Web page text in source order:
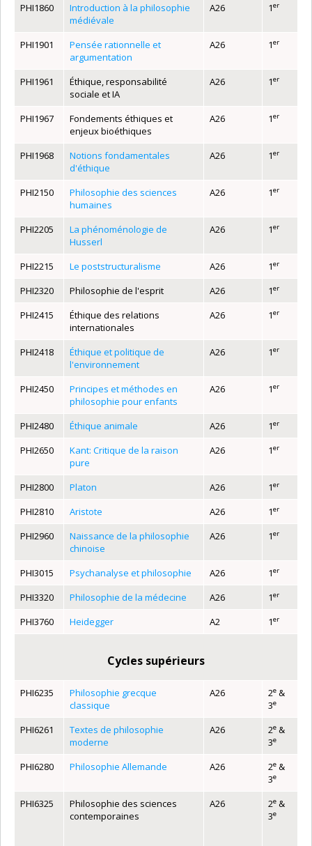
PHI1860
Introduction à la philosophie
médiévale
A26 1er
PHI1901
Pensée rationnelle et
argumentation
A26 1er
PHI1961
Éthique, responsabilité
sociale et IA
A26 1er
PHI1967
Fondements éthiques et
enjeux bioéthiques
A26 1er
PHI1968
Notions fondamentales
d'éthique
A26 1er
PHI2150
Philosophie des sciences
humaines
A26 1er
PHI2205
La phénoménologie de
Husserl
A26 1er
PHI2215 Le poststructuralisme A26 1er
PHI2320 Philosophie de l'esprit A26 1er
PHI2415
Éthique des relations
internationales
A26 1er
PHI2418
Éthique et politique de
l'environnement
A26 1er
PHI2450
Principes et méthodes en
philosophie pour enfants
A26 1er
PHI2480 Éthique animale A26 1er
PHI2650
Kant: Critique de la raison
pure
A26 1er
PHI2800 Platon A26 1er
PHI2810 Aristote A26 1er
PHI2960
Naissance de la philosophie
chinoise
A26 1er
PHI3015 Psychanalyse et philosophie A26 1er
PHI3320 Philosophie de la médecine A26 1er
PHI3760 Heidegger A2 1er
Cycles supérieurs
PHI6235
Philosophie grecque
classique
A26 2e &
3e
PHI6261
Textes de philosophie
moderne
A26 2e &
3e
PHI6280 Philosophie Allemande A26 2e &
3e
PHI6325
Philosophie des sciences
contemporaines
A26 2e &
3e